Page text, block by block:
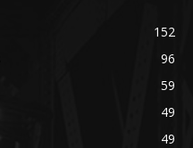
152
96
59
49
49